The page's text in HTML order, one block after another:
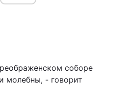
соборе
молебны, - говорит